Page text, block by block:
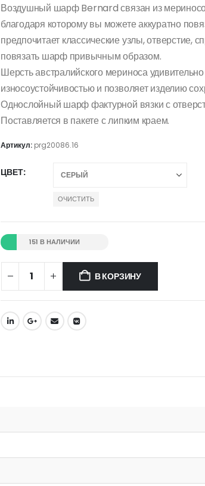
Воздушный шарф Bernard связан из
благодаря которому вы можете аккуратно
предпочитает классические узлы, отверстие,
повязать шарф привычным образом.
Шерсть австралийского мериноса
износоустойчивостью и позволяет изделию
Однослойный шарф фактурной вязки с
Поставляется в пакете с липким краем.
Артикул: prg20086.16
ЦВЕТ
ОЧИСТИТЬ
151 В НАЛИЧИИ
В КОРЗИНУ